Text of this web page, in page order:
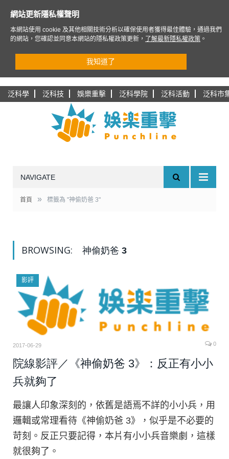
泛科學 泛科技 娛樂重擊 泛科學院 泛科活動 泛科市
NAVIGATE
首頁 » 標籤為 "神偷奶爸 3"
BROWSING: 神偷奶爸 3
影評
2017-06-29 0
院線影評／《神偷奶爸 3》：反正有小小
兵就夠了
最讓人印象深刻的，依舊是語焉不詳的小小兵，用
邏輯或常理看待《神偷奶爸 3》，似乎是不必要的
苛刻。反正只要記得，本片有小小兵音樂劇，這樣
就很夠了。
網站更新隱私權聲明
本網站使用 cookie 及其他相關技術分析以確保使用者獲得最佳體驗，通過我們
的網站，您確認並同意本網站的隱私權政策更新，
了解最新隱私權政策 。
我知道了